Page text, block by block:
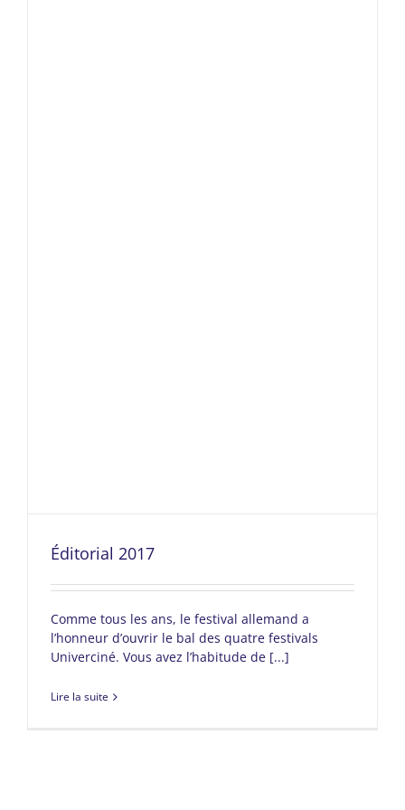
Éditorial 2017
Comme tous les ans, le festival allemand a
l’honneur d’ouvrir le bal des quatre festivals
Univerciné. Vous avez l’habitude de [...]
Lire la suite